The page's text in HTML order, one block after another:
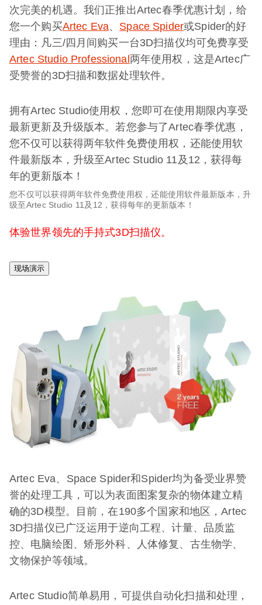
次完美的机遇。我们正推出Artec春季优惠计划，给
您一个购买Artec Eva、 Space Spider或Spider的好
理由：凡三/四月间购买一台3D扫描仪均可免费享受
Artec Studio Professional 两年使用权，这是Artec广
受赞誉的3D扫描和数据处理软件。
拥有Artec Studio使用权，您即可在使用期限内享受
最新更新及升级版本。若您参与了Artec春季优惠，
您不仅可以获得两年软件免费使用权，还能使用软
件最新版本，升级至Artec Studio 11及12，获得每
年的更新版本！
您不仅可以获得两年软件免费使用权，还能使用软件最新版本，升
级至Artec Studio 11及12，获得每年的更新版本！
体验世界领先的手持式3D扫描仪。
现场演示
Artec Eva、Space Spider和Spider均为备受业界赞
誉的处理工具，可以为表面图案复杂的物体建立精
确的3D模型。目前，在190多个国家和地区，Artec
3D扫描仪已广泛运用于逆向工程、计量、品质监
控、电脑绘图、矫形外科、人体修复、古生物学、
文物保护等领域。
Artec Studio简单易用，可提供自动化扫描和处理，